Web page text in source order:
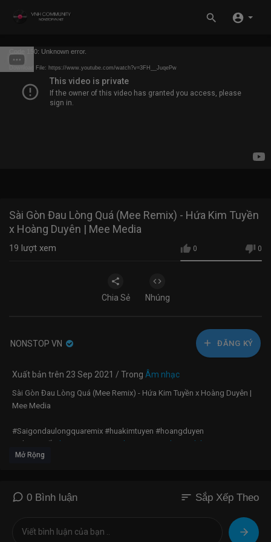
Code 150: Unknown error.
Download File: https://www.youtube.com/watch?v=3FH__JuqePw
Sài Gòn Đau Lòng Quá (Mee Remix) - Hứa Kim Tuyền
x Hoàng Duyên | Mee Media
0 0
19 lượt xem
Chia Sẻ Nhúng
NONSTOP VN ĐĂNG KÝ
Xuất bản trên 23 Sep 2021 / Trong Âm nhạc
Sài Gòn Đau Lòng Quá (Mee Remix) - Hứa Kim Tuyền x Hoàng Duyên |
Mee Media
#Saigondaulongquaremix​ #huakimtuyen​ #hoangduyen​
Link MV Gốc: https://www.youtube.com/watch?v=BdPk9...​
Sài Gòn Đau Lòng Quá - Hứa Kim Tuyền x Hoàng Duyên
Lyric:
Bên nhau hết tháng năm dài
Mở Rộng
0 Bình luận sort Sắp Xếp Theo